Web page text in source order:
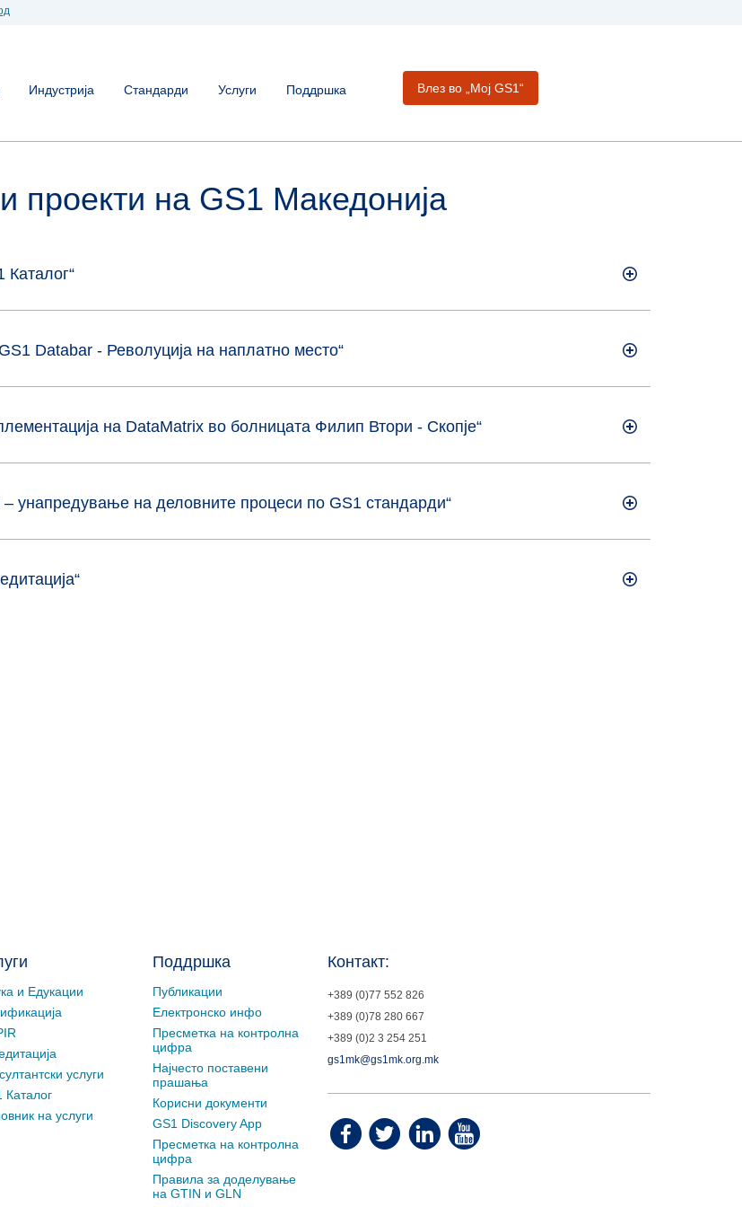
Индустрија Стандарди Услуги Поддршка Влез во „Moj GS1“
проекти на GS1 Македонија
Каталог“
Databar - Револуција на наплатно место“
на DataMаtrix во болницата Филип Втори - Скопје“
– унапредување на деловните процеси по GS1 стандарди“
и Едукации
услуги
Каталог
на услуги
Поддршка
Публикации
Електронско инфо
Пресметка на контролна
цифра
Најчесто поставени
прашања
Корисни документи
GS1 Discovery App
Пресметка на контролна
цифра
Правила за доделување
на GTIN и GLN
Контакт:
+389 (0)77 552 826
+389 (0)78 280 667
+389 (0)2 3 254 251
gs1mk@gs1mk.org.mk